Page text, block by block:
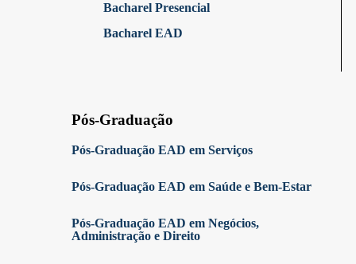
Bacharel Presencial
Bacharel EAD
Pós-Graduação
Pós-Graduação EAD em Serviços
Pós-Graduação EAD em Saúde e Bem-Estar
Pós-Graduação EAD em Negócios,
Administração e Direito